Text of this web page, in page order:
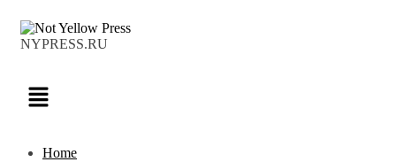
NYPRESS.RU
Home